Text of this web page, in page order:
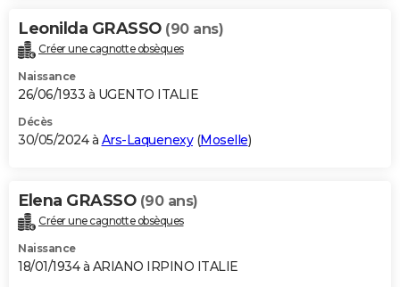
Leonilda GRASSO (90 ans)
Créer une cagnotte obsèques
Naissance
26/06/1933 à UGENTO ITALIE
Décès
30/05/2024 à Ars-Laquenexy(Moselle)
Elena GRASSO (90 ans)
Créer une cagnotte obsèques
Naissance
18/01/1934 à ARIANO IRPINO ITALIE